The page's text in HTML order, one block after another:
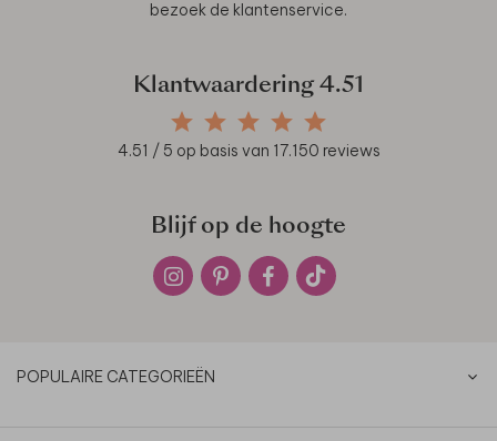
bezoek de klantenservice.
Klantwaardering 4.51
4.51 / 5 op basis van 17.150 reviews
Blijf op de hoogte
POPULAIRE CATEGORIEËN